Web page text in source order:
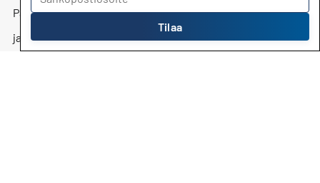
Päätoimittaja Jari Kostiainen
jari.kostiainen@kunnossapito.fi
Tilaa